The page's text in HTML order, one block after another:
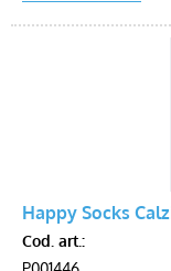
Happy Socks
Cod. art.: